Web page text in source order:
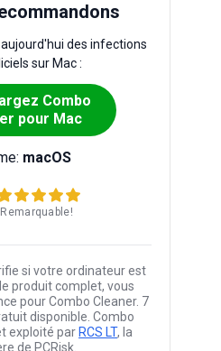
des infections
sur Mac :
Combo
pour Mac
macOS
si votre ordinateur est
produit complet, vous
pour Combo Cleaner. 7
disponible. Combo
exploité par RCS LT, la
de PCRisk.